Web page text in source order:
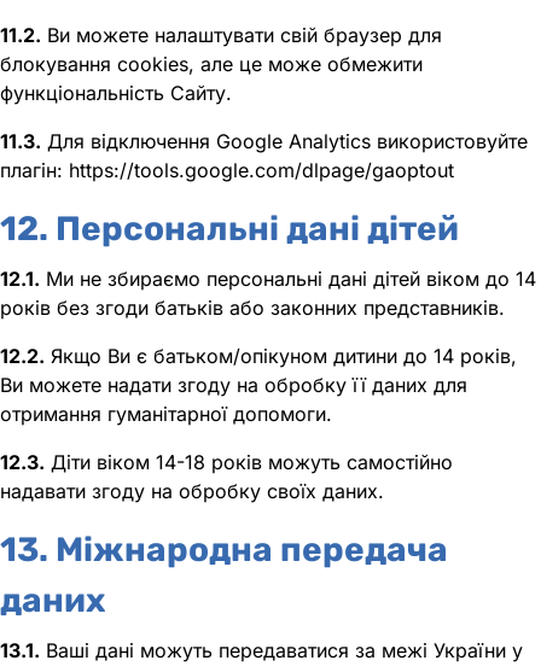
11.2. Ви можете налаштувати свій браузер для
блокування cookies, але це може обмежити
функціональність Сайту.
11.3. Для відключення Google Analytics використовуйте
плагін: https://tools.google.com/dlpage/gaoptout
12. Персональні дані дітей
12.1. Ми не збираємо персональні дані дітей віком до 14
років без згоди батьків або законних представників.
12.2. Якщо Ви є батьком/опікуном дитини до 14 років,
Ви можете надати згоду на обробку її даних для
отримання гуманітарної допомоги.
12.3. Діти віком 14-18 років можуть самостійно
надавати згоду на обробку своїх даних.
13. Міжнародна передача
даних
13.1. Ваші дані можуть передаватися за межі України у